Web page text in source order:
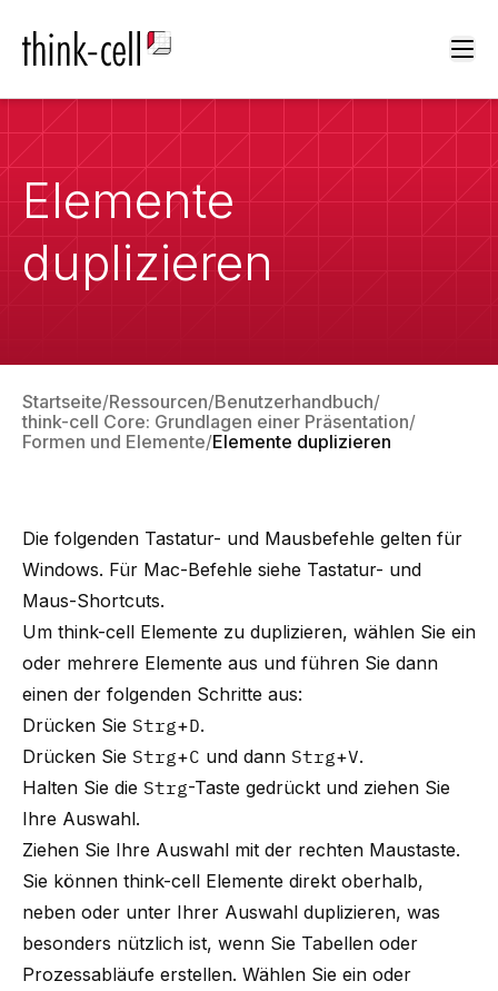
Elemente
duplizieren
Startseite Ressourcen Benutzerhandbuch
think-cell Core: Grundlagen einer Präsentation
Formen und Elemente Elemente duplizieren
Die folgenden Tastatur- und Mausbefehle gelten für
Windows. Für Mac-Befehle siehe Tastatur- und
Maus-Shortcuts.
Um think-cell Elemente zu duplizieren, wählen Sie ein
oder mehrere Elemente aus und führen Sie dann
einen der folgenden Schritte aus:
Drücken Sie Strg+D.
Drücken Sie Strg+C und dann Strg+V.
Halten Sie die Strg-Taste gedrückt und ziehen Sie
Ihre Auswahl.
Ziehen Sie Ihre Auswahl mit der rechten Maustaste.
Sie können think-cell Elemente direkt oberhalb,
neben oder unter Ihrer Auswahl duplizieren, was
besonders nützlich ist, wenn Sie Tabellen oder
Prozessabläufe erstellen. Wählen Sie ein oder